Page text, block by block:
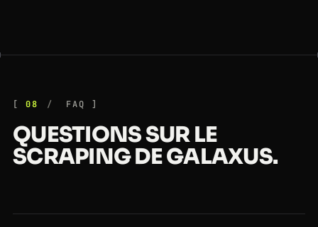
08 FAQ
QUESTIONS SUR LE
SCRAPING DE GALAXUS.